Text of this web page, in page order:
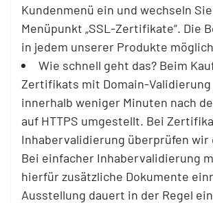
Kundenmenü ein und wechseln
Menüpunkt „SSL-Zertifikate“. Die
in jedem unserer Produkte
Wie schnell geht das? Beim
Zertifikats mit Domain-
innerhalb weniger Minuten nach
auf HTTPS umgestellt. Bei
Inhabervalidierung überprüfen wir
Bei einfacher Inhabervalidierung
hierfür zusätzliche Dokumente
Ausstellung dauert in der Regel